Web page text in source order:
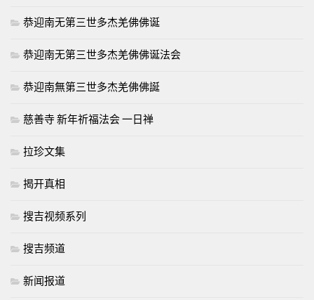
恭迎南无第三世多杰羌佛佛诞
恭迎南无第三世多杰羌佛佛诞法会
恭迎南無第三世多杰羌佛佛誕
慈善寺 新年祈福法会 一日禅
拉珍文集
揭开真相
搜吉视频系列
搜吉频道
新闻报道